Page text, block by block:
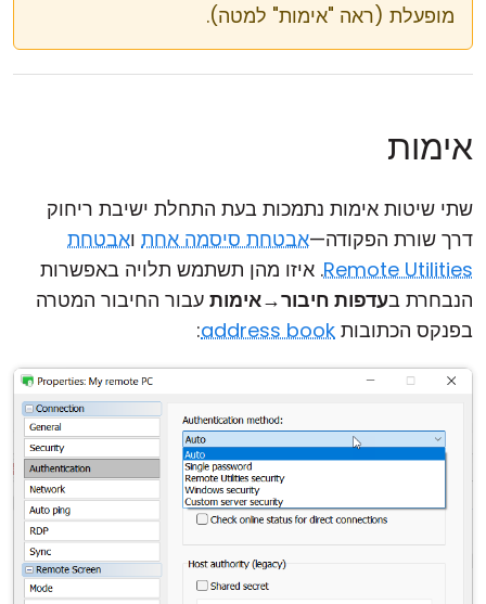
מופעלת (ראה "אימות" למטה).
אימות
שתי שיטות אימות נתמכות בעת התחלת ישיבת ריחוק
דרך שורת הפקודה—אבטחת סיסמה אחת ואבטחת
Remote Utilities. איזו מהן תשתמש תלויה באפשרות
הנבחרת בעדפות חיבור→אימות עבור החיבור המטרה
בפנקס הכתובות address book
: